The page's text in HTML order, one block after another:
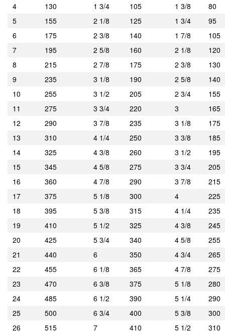
4
130 1 3/4 105 1 3/8
80
5
155 2 1/8 125 1 3/4
95
6
175 2 3/8 140 1 7/8
105
7
195 2 5/8 160 2 1/8
120
8
215 2 7/8 175 2 3/8
130
9
235 3 1/8 190 2 5/8
140
10
255 3 1/2 205 2 3/4
155
11
275 3 3/4 220 3
165
12
290 3 7/8 235 3 1/8
175
13
310 4 1/4 250 3 3/8
185
14
325 4 3/8 260 3 1/2
195
15
345 4 5/8 275 3 3/4
205
16
360 4 7/8 290 3 7/8
215
17
375 5 1/8 300 4
225
18
395 5 3/8 315 4 1/4
235
19
410 5 1/2 325 4 3/8
245
20
425 5 3/4 340 4 5/8
255
21
440 6 350 4 3/4
265
22
455 6 1/8 365 4 7/8
275
23
470 6 3/8 375 5 1/8
280
24
485 6 1/2 390 5 1/4
290
25
500 6 3/4 400 5 3/8
300
26
515 7 410 5 1/2 310